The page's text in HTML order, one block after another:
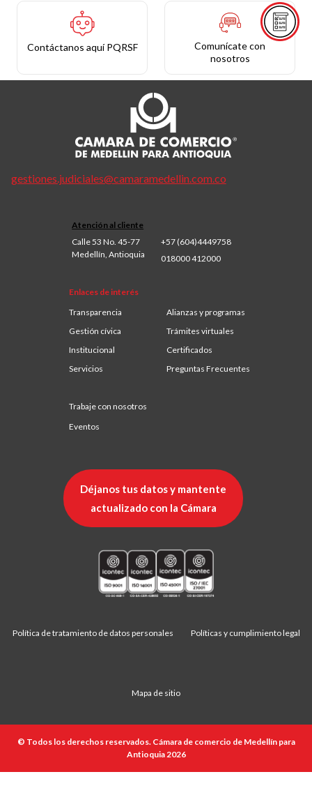
Contáctanos aquí PQRSF
Comunícate con
nosotros
gestiones.judiciales@camaramedellin.com.co
Atención al cliente
Calle 53 No. 45-77
Medellín, Antioquia
+57 (604)4449758
018000 412000
Enlaces de interés
Transparencia
Alianzas y programas
Gestión cívica
Trámites virtuales
Institucional
Certificados
Servicios
Preguntas Frecuentes
Trabaje con nosotros
Eventos
Déjanos tus datos y mantente
actualizado con la Cámara
Política de tratamiento de datos personales Políticas y cumplimiento legal
Mapa de sitio
© Todos los derechos reservados. Cámara de comercio de Medellín para
Antioquia 2026